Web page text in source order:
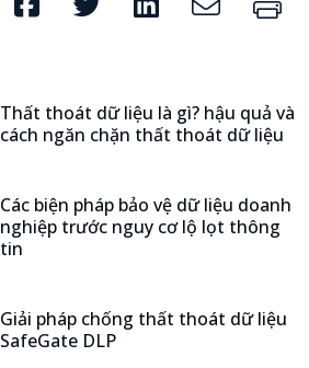
Thất thoát dữ liệu là gì? hậu quả và
cách ngăn chặn thất thoát dữ liệu
Các biện pháp bảo vệ dữ liệu doanh
nghiệp trước nguy cơ lộ lọt thông
tin
Giải pháp chống thất thoát dữ liệu
SafeGate DLP